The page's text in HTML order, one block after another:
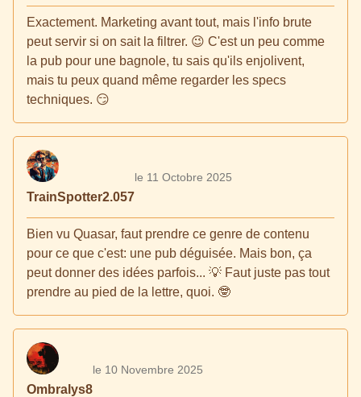
Exactement. Marketing avant tout, mais l'info brute
peut servir si on sait la filtrer. 😉 C'est un peu comme
la pub pour une bagnole, tu sais qu'ils enjolivent,
mais tu peux quand même regarder les specs
techniques. 😏
TrainSpotter2.057
le 11 Octobre 2025
Bien vu Quasar, faut prendre ce genre de contenu
pour ce que c'est: une pub déguisée. Mais bon, ça
peut donner des idées parfois... 💡 Faut juste pas tout
prendre au pied de la lettre, quoi. 🤓
Ombralys8
le 10 Novembre 2025